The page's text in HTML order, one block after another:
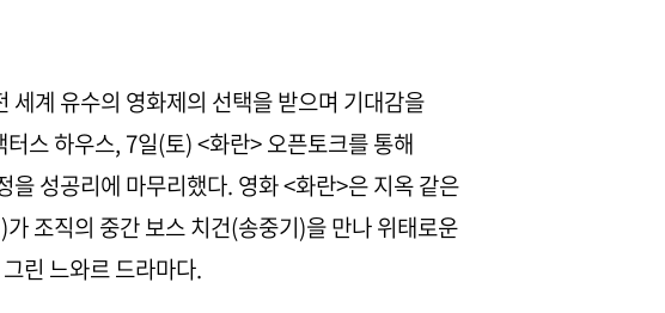
계 유수의 영화제의 선택을 받으며 기대감을
스 하우스, 7일(토) <화란> 오픈토크를 통해
성공리에 마무리했다. 영화 <화란>은 지옥 같은
조직의 중간 보스 치건(송중기)을 만나 위태로운
린 느와르 드라마다.